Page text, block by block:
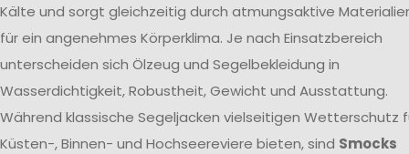
Kälte und sorgt gleichzeitig durch atmungsaktive
für ein angenehmes Körperklima. Je nach Einsatzbereich
unterscheiden sich Ölzeug und Segelbekleidung in
Wasserdichtigkeit, Robustheit, Gewicht und Ausstattung.
Während klassische Segeljacken vielseitigen Wetterschutz
Küsten-, Binnen- und Hochseereviere bieten, sind Smocks